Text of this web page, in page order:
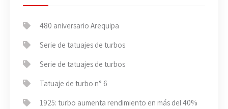
480 aniversario Arequipa
Serie de tatuajes de turbos
Serie de tatuajes de turbos
Tatuaje de turbo n° 6
1925: turbo aumenta rendimiento en más del 40%